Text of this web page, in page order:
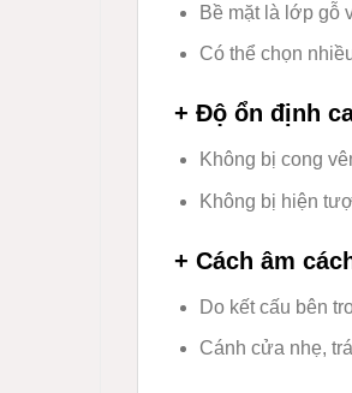
Bề mặt là lớp gỗ
Có thể chọn
+ Độ ổn định
Không bị cong
Không bị hiện
+ Cách âm
Do kết cấu bên
Cánh cửa nhẹ,